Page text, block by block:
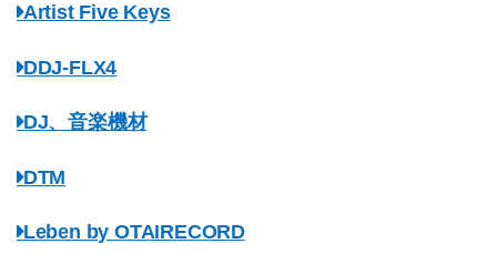
Artist Five Keys
DDJ-FLX4
DJ、音楽機材
DTM
Leben by OTAIRECORD